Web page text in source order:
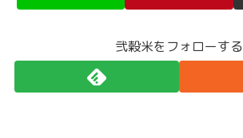
弐穀米をフォローする